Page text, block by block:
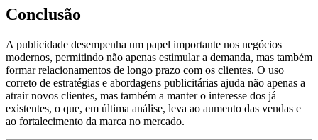
Conclusão
A publicidade desempenha um papel importante nos negócios
modernos, permitindo não apenas estimular a demanda, mas também
formar relacionamentos de longo prazo com os clientes. O uso
correto de estratégias e abordagens publicitárias ajuda não apenas a
atrair novos clientes, mas também a manter o interesse dos já
existentes, o que, em última análise, leva ao aumento das vendas e
ao fortalecimento da marca no mercado.